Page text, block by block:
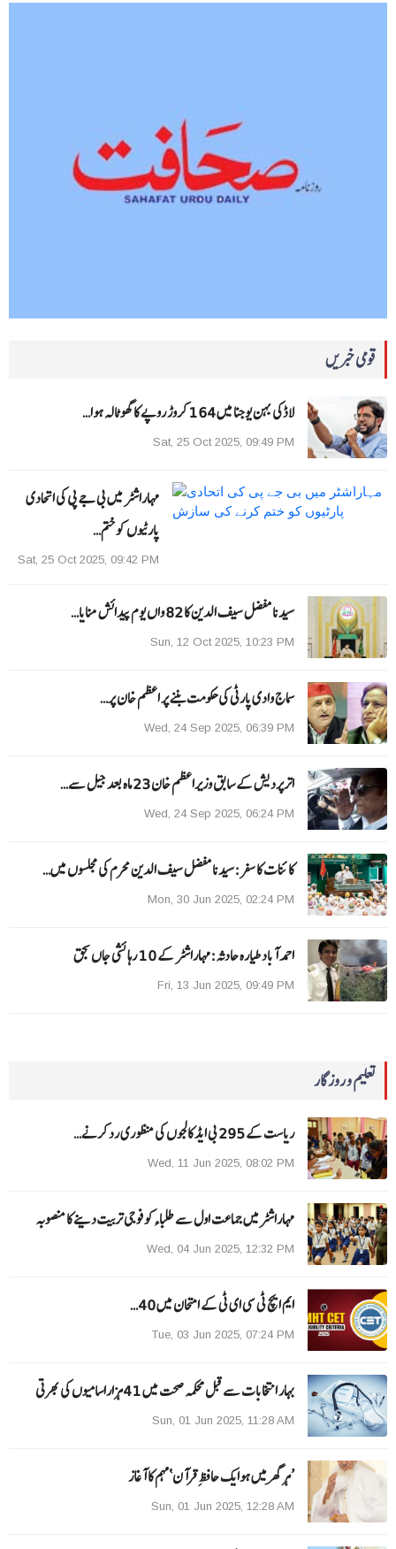
قومی خبریں
لاڈکی بہن یوجنا میں 164 کروڑ روپے کا گھوٹالہ ہوا…
Sat, 25 Oct 2025, 09:49 PM
مہاراشٹر میں بی جے پی کی اتحادی
پارٹیوں کو ختم…
Sat, 25 Oct 2025, 09:42 PM
سیدنا مفضل سیف الدین کا 82 واں یوم پیدائش منایا…
Sun, 12 Oct 2025, 10:23 PM
سماج وادی پارٹی کی حکومت بننے پر اعظم خان پر…
Wed, 24 Sep 2025, 06:39 PM
اترپردیش کے سابق وزیراعظم خان 23 ماہ بعد جیل سے…
Wed, 24 Sep 2025, 06:24 PM
کائنات کا سفر:سیدنا مفضل سیف الدین محرم کی مجلسوں میں…
Mon, 30 Jun 2025, 02:24 PM
احمد آباد طیارہ حادثہ :مہاراشٹر کے 10 رہائشی جاں بحق
Fri, 13 Jun 2025, 09:49 PM
تعلیم و روزگار
ریاست کے 295 بی ایڈ کالجوں کی منظوری رد کرنے…
Wed, 11 Jun 2025, 08:02 PM
مہاراشٹرمیں جماعت اول سے طلباءکو فوجی تربیت دینے کا منصوبہ
Wed, 04 Jun 2025, 12:32 PM
ایم ایچ ٹی سی ای ٹی کے امتحان میں 40…
Tue, 03 Jun 2025, 07:24 PM
بہار انتخابات سے قبل محکمہ صحت میں 41ہزاراسامیوں کی بھرتی
Sun, 01 Jun 2025, 11:28 AM
’ہر گھر میں ہوایک حافظِ قرآن‘مہم کا آغاز
Sun, 01 Jun 2025, 12:28 AM